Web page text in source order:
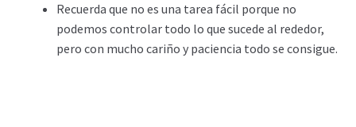
Recuerda que no es una tarea fácil porque no
podemos controlar todo lo que sucede al rededor,
pero con mucho cariño y paciencia todo se consigue.